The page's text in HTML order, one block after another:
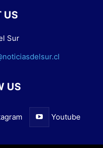
US
Sur
US
Youtube